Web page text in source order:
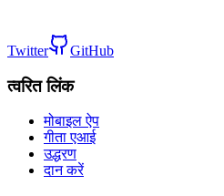
Twitter GitHub
त्वरित लिंक
मोबाइल ऐप
गीता एआई
उद्धरण
दान करें